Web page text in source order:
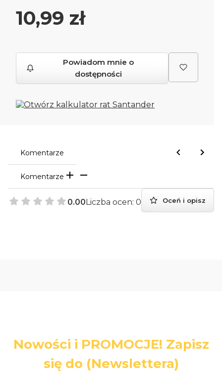
Cena
10,99 zł
Powiadom mnie o
dostępności
Komentarze
Komentarze
0.00Liczba ocen: 0 Oceń i opisz
Nowości i PROMOCJE! Zapisz
się do (Newslettera)